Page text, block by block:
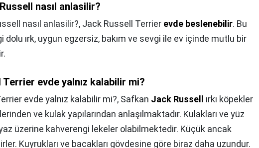
nasıl anlasilir?
nasıl anlasilir?, Jack Russell Terrier evde beslenebilir. Bu
dolu ırk, uygun egzersiz, bakım ve sevgi ile ev içinde mutlu bir
evde yalnız kalabilir mi?
evde yalnız kalabilir mi?, Safkan Jack Russell
ırkı köpekler
ve kulak yapılarından anlaşılmaktadır. Kulakları ve yüz
üzerine kahverengi lekeler olabilmektedir. Küçük ancak
Kuyrukları ve bacakları gövdesine göre biraz daha uzundur.